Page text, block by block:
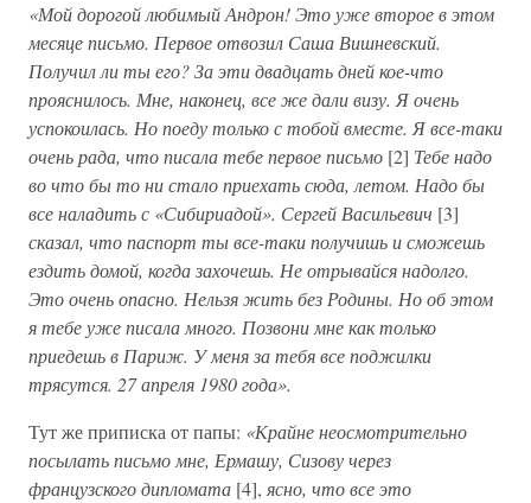
«Мой дорогой любимый Андрон! Это уже второе в этом
месяце письмо. Первое отвозил Саша Вишневский.
Получил ли ты его? За эти двадцать дней кое-что
прояснилось. Мне, наконец, все же дали визу. Я очень
успокоилась. Но поеду только с тобой вместе. Я все-таки
очень рада, что писала тебе первое письмо [2] Тебе надо
во что бы то ни стало приехать сюда, летом. Надо бы
все наладить с «Сибириадой». Сергей Васильевич [3]
сказал, что паспорт ты все-таки получишь и сможешь
ездить домой, когда захочешь. Не отрывайся надолго.
Это очень опасно. Нельзя жить без Родины. Но об этом
я тебе уже писала много. Позвони мне как только
приедешь в Париж. У меня за тебя все поджилки
трясутся. 27 апреля 1980 года».
Тут же приписка от папы: «Крайне неосмотрительно
посылать письмо мне, Ермашу, Сизову через
французского дипломата [4], ясно, что все это